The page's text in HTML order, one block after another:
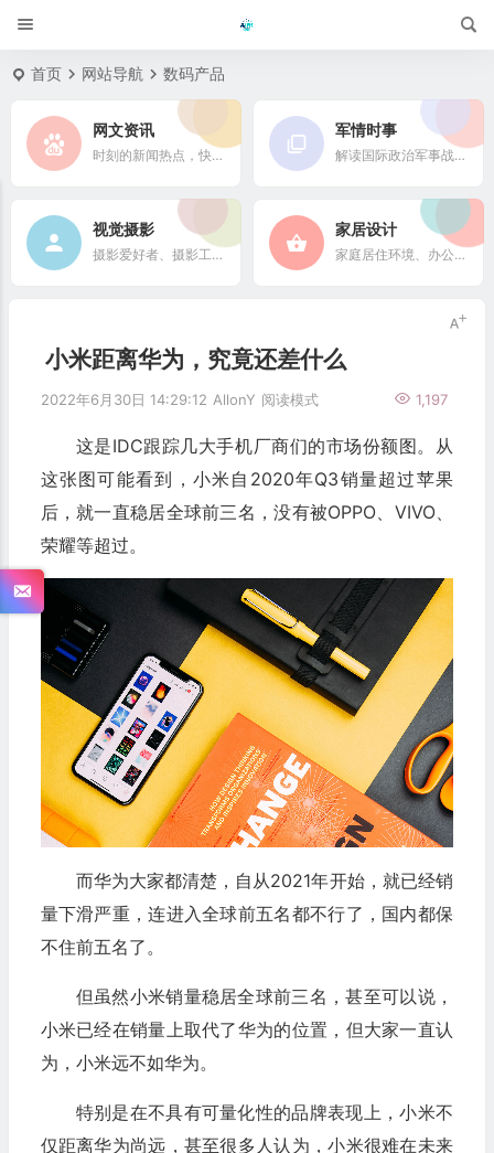
首页 网站导航 数码产品
网文资讯
时刻的新闻热点，快速了解它们的最新进展
军情时事
解读国际政治军事战略格局
视觉摄影
摄影爱好者、摄影工作者及摄影行业信息
家居设计
家庭居住环境、办公场所、公共空间陈设风格以设计搭配
小米距离华为，究竟还差什么
2022年6月30日 14:29:12 AllonY 1,197
阅读模式
这是IDC跟踪几大手机厂商们的市场份额图。从
这张图可能看到，小米自2020年Q3销量超过苹果
后，就一直稳居全球前三名，没有被OPPO、VIVO、
荣耀等超过。
而华为大家都清楚，自从2021年开始，就已经销
量下滑严重，连进入全球前五名都不行了，国内都保
不住前五名了。
但虽然小米销量稳居全球前三名，甚至可以说，
小米已经在销量上取代了华为的位置，但大家一直认
为，小米远不如华为。
特别是在不具有可量化性的品牌表现上，小米不
仅距离华为尚远，甚至很多人认为，小米很难在未来